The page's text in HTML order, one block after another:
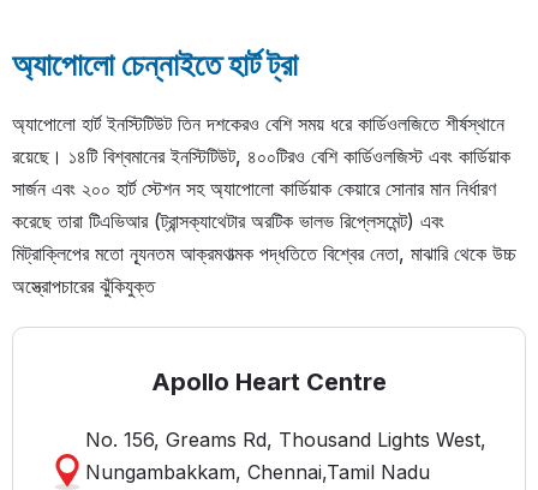
অ্যাপোলো চেন্নাইতে হার্ট ট্রা
অ্যাপোলো হার্ট ইনস্টিটিউট তিন দশকেরও বেশি সময় ধরে কার্ডিওলজিতে শীর্ষস্থানে
রয়েছে। ১৪টি বিশ্বমানের ইনস্টিটিউট, ৪০০টিরও বেশি কার্ডিওলজিস্ট এবং কার্ডিয়াক
সার্জন এবং ২০০ হার্ট স্টেশন সহ অ্যাপোলো কার্ডিয়াক কেয়ারে সোনার মান নির্ধারণ
করেছে তারা টিএভিআর (ট্রান্সক্যাথেটার অরটিক ভালভ রিপ্লেসমেন্ট) এবং
মিট্রাক্লিপের মতো ন্যূনতম আক্রমণাত্মক পদ্ধতিতে বিশ্বের নেতা, মাঝারি থেকে উচ্চ
অস্ত্রোপচারের ঝুঁকিযুক্ত
Apollo Heart Centre
No. 156, Greams Rd, Thousand Lights West,
Nungambakkam, Chennai,Tamil Nadu